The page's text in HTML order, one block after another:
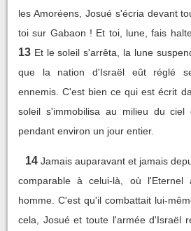
les Amoréens, Josué s'écria devant
toi sur Gabaon ! Et toi, lune, fais
13 Et le soleil s'arrêta, la lune
que la nation d'Israël eût réglé
ennemis. C'est bien ce qui est écrit
soleil s'immobilisa au milieu du
pendant environ un jour entier.
14 Jamais auparavant et jamais
comparable à celui-là, où
homme. C'est qu'il combattait lui-
cela, Josué et toute l'armée d'Israël